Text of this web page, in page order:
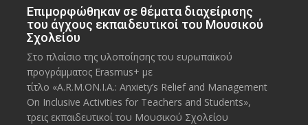
Eπιμορφώθηκαν σε θέματα διαχείρισης
του άγχους εκπαιδευτικοί του Μουσικού
Σχολείου
Στο πλαίσιο της υλοποίησης του ευρωπαϊκού
προγράμματος Erasmus+ με
τίτλο «A.R.M.ON.I.A.: Anxiety’s Relief and Management
On Inclusive Activities for Teachers and Students»,
τρεις εκπαιδευτικοί του Μουσικού Σχολείου